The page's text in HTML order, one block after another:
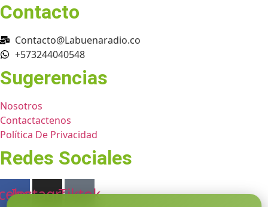
Contacto
Contacto@Labuenaradio.co
+573244040548
Sugerencias
Nosotros
Contactactenos
Política De Privacidad
Redes Sociales
Instagram
Tiktok